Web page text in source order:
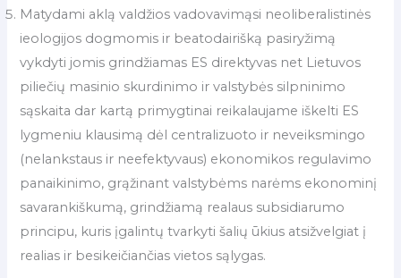
Matydami aklą valdžios vadovavimąsi neoliberalistinės
ieologijos dogmomis ir beatodairišką pasiryžimą
vykdyti jomis grindžiamas ES direktyvas net Lietuvos
piliečių masinio skurdinimo ir valstybės silpninimo
sąskaita dar kartą primygtinai reikalaujame iškelti ES
lygmeniu klausimą dėl centralizuoto ir neveiksmingo
(nelankstaus ir neefektyvaus) ekonomikos regulavimo
panaikinimo, grąžinant valstybėms narėms ekonominį
savarankiškumą, grindžiamą realaus subsidiarumo
principu, kuris įgalintų tvarkyti šalių ūkius atsižvelgiat į
realias ir besikeičiančias vietos sąlygas.